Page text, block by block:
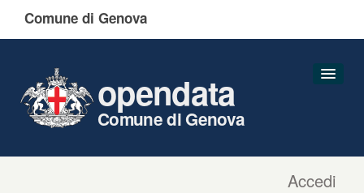
Comune di Genova
Accedi
opendata
Comune di Genova